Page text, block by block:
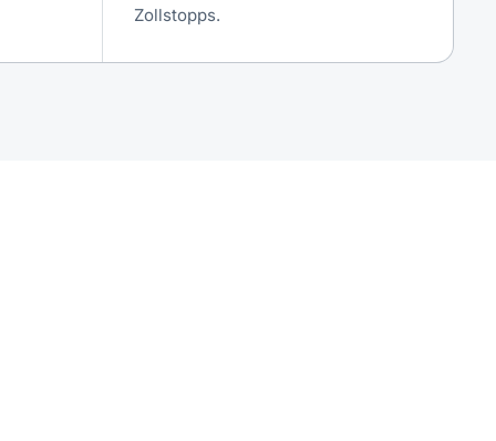
Zollstopps.